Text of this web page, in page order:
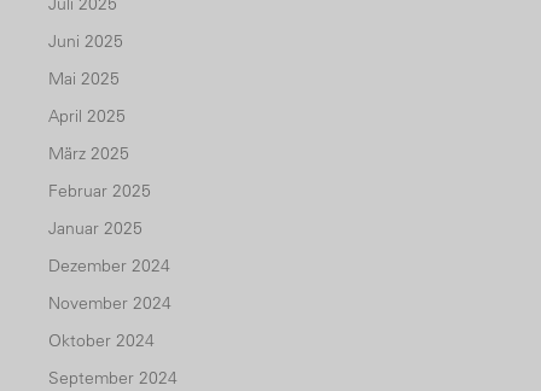
Juni 2025
Mai 2025
April 2025
März 2025
Februar 2025
Januar 2025
Dezember 2024
November 2024
Oktober 2024
September 2024